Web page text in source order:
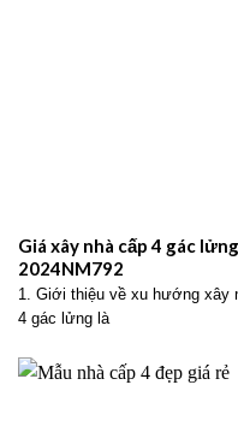
Giá xây nhà cấp 4 gác
2024NM792
1. Giới thiệu về xu hướng xây
4 gác lửng là